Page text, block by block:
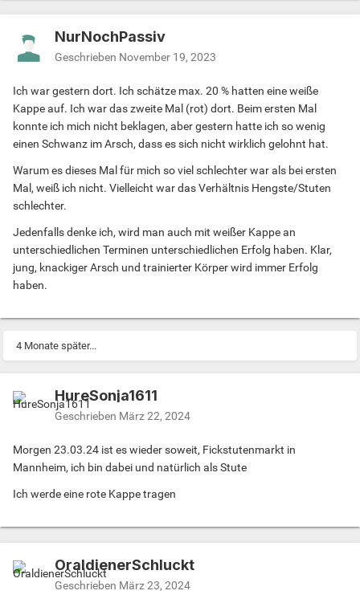
NurNochPassiv
Geschrieben November 19, 2023
Ich war gestern dort. Ich schätze max. 20 % hatten eine weiße
Kappe auf. Ich war das zweite Mal (rot) dort. Beim ersten Mal
konnte ich mich nicht beklagen, aber gestern hatte ich so wenig
einen Schwanz im Arsch, dass es sich nicht wirklich gelohnt hat.
Warum es dieses Mal für mich so viel schlechter war als bei ersten
Mal, weiß ich nicht. Vielleicht war das Verhältnis Hengste/Stuten
schlechter.
Jedenfalls denke ich, wird man auch mit weißer Kappe an
unterschiedlichen Terminen unterschiedlichen Erfolg haben. Klar,
jung, knackiger Arsch und trainierter Körper wird immer Erfolg
haben.
4 Monate später...
HureSonja1611
Geschrieben März 22, 2024
Morgen 23.03.24 ist es wieder soweit, Fickstutenmarkt in
Mannheim, ich bin dabei und natürlich als Stute
Ich werde eine rote Kappe tragen
OraldienerSchluckt
Geschrieben März 23, 2024